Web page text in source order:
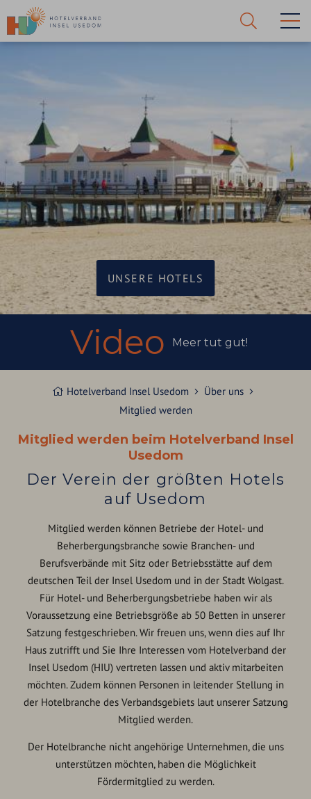
starten!
UNSERE HOTELS
Video Meer tut gut!
Hotelverband Insel Usedom
Über uns
Mitglied werden
Mitglied werden beim Hotelverband Insel
Usedom
Der Verein der größten Hotels
auf Usedom
Mitglied werden können Betriebe der Hotel- und
Beherbergungsbranche sowie Branchen- und
Berufsverbände mit Sitz oder Betriebsstätte auf dem
deutschen Teil der Insel Usedom und in der Stadt Wolgast.
Für Hotel- und Beherbergungsbetriebe haben wir als
Voraussetzung eine Betriebsgröße ab 50 Betten in unserer
Satzung festgeschrieben. Wir freuen uns, wenn dies auf Ihr
Haus zutrifft und Sie Ihre Interessen vom Hotelverband der
Insel Usedom (HIU) vertreten lassen und aktiv mitarbeiten
möchten. Zudem können Personen in leitender Stellung in
der Hotelbranche des Verbandsgebiets laut unserer Satzung
Mitglied werden.
Der Hotelbranche nicht angehörige Unternehmen, die uns
unterstützen möchten, haben die Möglichkeit
Fördermitglied zu werden.